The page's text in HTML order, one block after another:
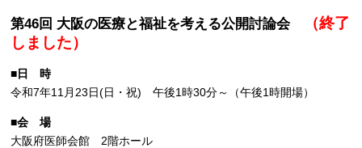
第46回 大阪の医療と福祉を考える公開討論会
（終了
しました）
■日 時
令和7年11月23日(日・祝) 午後1時30分～（午後1時開場）
■会 場
大阪府医師会館 2階ホール